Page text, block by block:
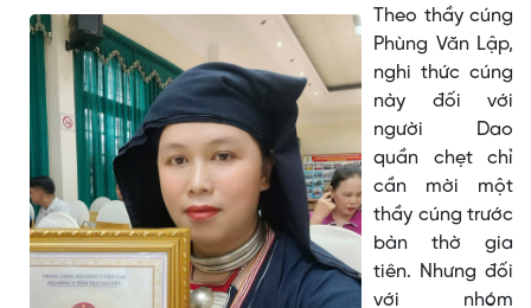
Theo thầy cúng
Phùng Văn Lập,
nghi thức cúng
này đối với
người Dao
quần chẹt chỉ
cần mời một
thầy cúng trước
bàn thờ gia
tiên. Nhưng đối
với nhóm